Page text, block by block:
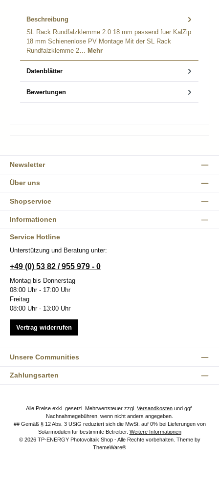
Beschreibung
SL Rack Rundfalzklemme 2.0 18 mm passend fuer KalZip
18 mm Schienenlose PV Montage Mit der SL Rack
Rundfalzklemme 2… Mehr
Datenblätter
Bewertungen
Newsletter
Über uns
Shopservice
Informationen
Service Hotline
Unterstützung und Beratung unter:
+49 (0) 53 82 / 955 979 - 0
Montag bis Donnerstag
08:00 Uhr - 17:00 Uhr
Freitag
08:00 Uhr - 13:00 Uhr
Vertrag widerrufen
Unsere Communities
Zahlungsarten
Alle Preise exkl. gesetzl. Mehrwertsteuer zzgl. Versandkosten und ggf.
Nachnahmegebühren, wenn nicht anders angegeben.
## Gemäß § 12 Abs. 3 UStG reduziert sich die MwSt. auf 0% bei Lieferungen von
Solarmodulen für bestimmte Betreiber. Weitere Informationen
© 2026 TP-ENERGY Photovoltaik Shop - Alle Rechte vorbehalten. Theme by
ThemeWare®